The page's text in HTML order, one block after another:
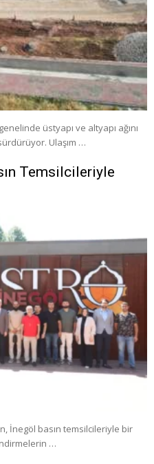
üstyapı ve altyapı ağını
Ulaşım …
Temsilcileriyle
İnegöl basın temsilcileriyle bir
…